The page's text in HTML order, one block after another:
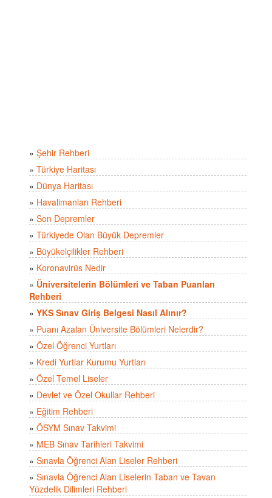
» Şehir Rehberi
» Türkiye Haritası
» Dünya Haritası
» Havalimanları Rehberi
» Son Depremler
» Türkiyede Olan Büyük Depremler
» Büyükelçilikler Rehberi
» Koronavirüs Nedir
» Üniversitelerin Bölümleri ve Taban Puanları
Rehberi
» YKS Sınav Giriş Belgesi Nasıl Alınır?
» Puanı Azalan Üniversite Bölümleri Nelerdir?
» Özel Öğrenci Yurtları
» Kredi Yurtlar Kurumu Yurtları
» Özel Temel Liseler
» Devlet ve Özel Okullar Rehberi
» Eğitim Rehberi
» ÖSYM Sınav Takvimi
» MEB Sınav Tarihleri Takvimi
» Sınavla Öğrenci Alan Liseler Rehberi
» Sınavla Öğrenci Alan Liselerin Taban ve Tavan
Yüzdelik Dilimleri Rehberi